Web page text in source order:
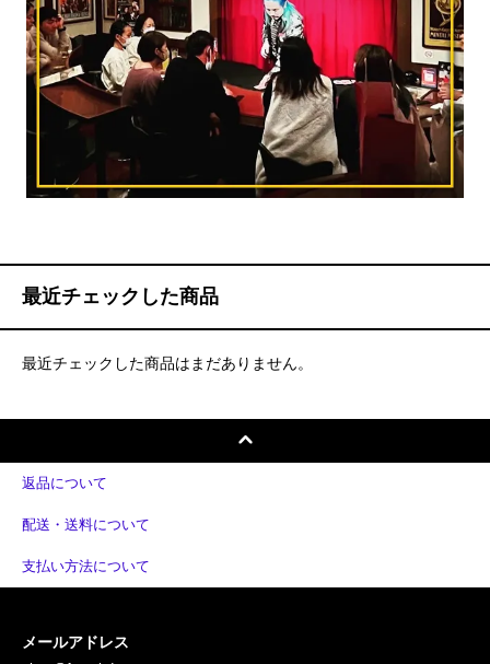
最近チェックした商品
最近チェックした商品はまだありません。
返品について
配送・送料について
支払い方法について
メールアドレス